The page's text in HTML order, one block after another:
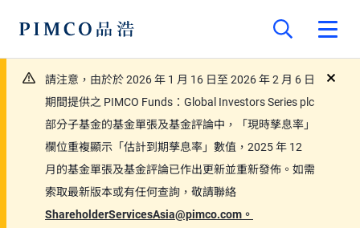
請注意，由於於 2026 年 1 月 16 日至 2026 年 2 月 6 日
期間提供之 PIMCO Funds：Global Investors Series plc
部分子基金的基金單張及基金評論中，「現時孳息率」
欄位重複顯示「估計到期孳息率」數值，2025 年 12
月的基金單張及基金評論已作出更新並重新發佈。如需
索取最新版本或有任何查詢，敬請聯絡
ShareholderServicesAsia@pimco.com。